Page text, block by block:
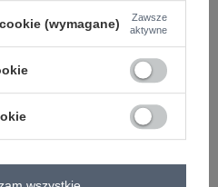
(wymagane)
Zawsze
aktywne